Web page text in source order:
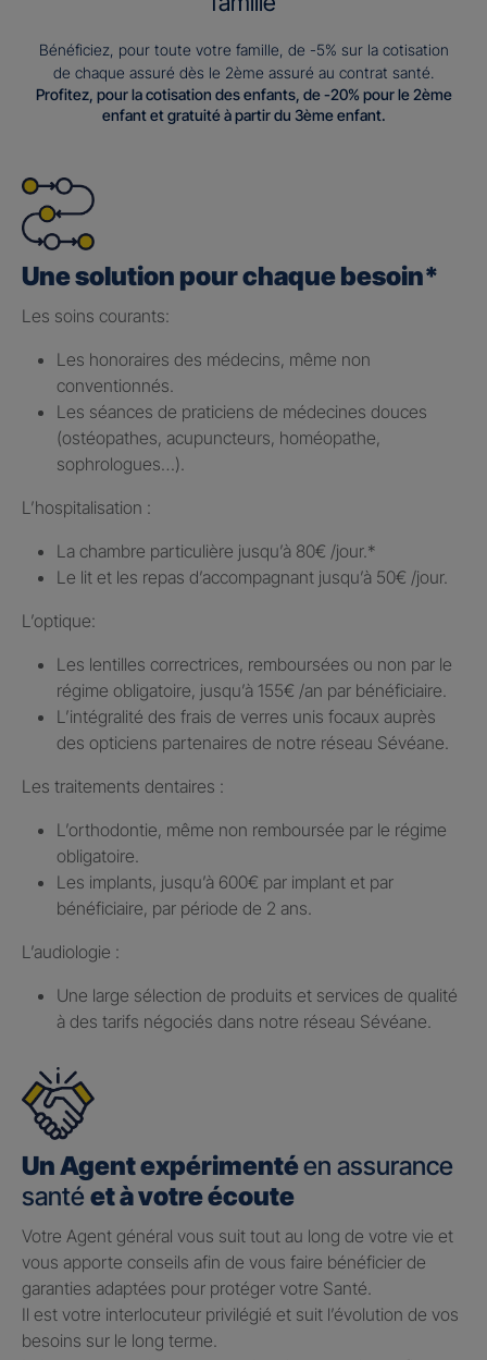
Bénéficiez, pour toute votre famille, de -5% sur la cotisation
de chaque assuré dès le 2ème assuré au contrat santé.
Profitez, pour la cotisation des enfants, de -20% pour le 2ème
enfant et gratuité à partir du 3ème enfant.
Une solution pour chaque besoin*
Les soins courants: ​
Les honoraires des médecins, même non
conventionnés.​
Les séances de praticiens de médecines douces
(ostéopathes, acupuncteurs, homéopathe,
sophrologues…).​
L’hospitalisation : ​
La chambre particulière jusqu’à 80€ /jour.​*
Le lit et les repas d’accompagnant jusqu’à 50€ /jour.​
L’optique:
Les lentilles correctrices, remboursées ou non par le
régime obligatoire, jusqu’à 155€ /an par bénéficiaire.​
L’intégralité des frais de verres unis focaux auprès
des opticiens partenaires de notre réseau Sévéane.​
Les traitements dentaires : ​
L’orthodontie, même non remboursée par le régime
obligatoire.​
Les implants, jusqu’à 600€ par implant et par
bénéficiaire, par période de 2 ans.
L’audiologie :
Une large sélection de produits et services de qualité
à des tarifs négociés dans notre réseau Sévéane.
Un Agent expérimentéen assurance
santé et à votre écoute
Votre Agent général vous suit tout au long de votre vie et
vous apporte conseils afin de vous faire bénéficier de
garanties adaptées pour protéger votre Santé.​
Il est votre interlocuteur privilégié et suit l’évolution de vos
besoins sur le long terme.​